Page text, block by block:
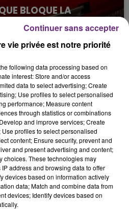
BLOQUE LA
LES ARDENNES
déclaré ce mercredi en
20h27
20h27
vie privée est notre priorité
following data processing based on
interest: Store and/or access
data to select advertising; Create
Use profiles to select personalised
performance; Measure content
through statistics or combinations
and improve services; Create
profiles to select personalised
content; Ensure security, prevent and
and present advertising and content;
choices. These technologies may
address and browsing data to offer
devices based on information actively
data; Match and combine data from
devices; Identify devices based on
Continuer sans accepter